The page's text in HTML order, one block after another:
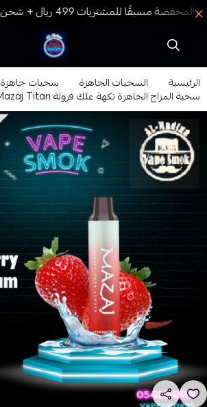
فيب المدينة
الرئيسية السحبات الجاهزة سحبات جاهزة
سحبة المزاج الجاهزة نكهة علك فرولة Mazaj Titan